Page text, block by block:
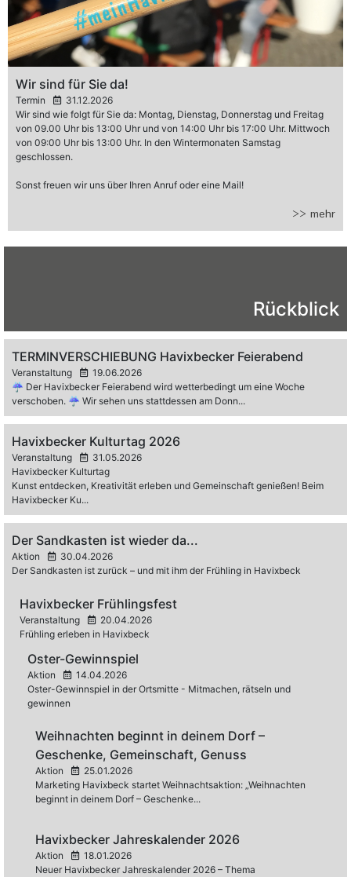
Wir sind für Sie da!
Termin
31.12.2026
Wir sind wie folgt für Sie da: Montag, Dienstag, Donnerstag und Freitag
von 09.00 Uhr bis 13:00 Uhr und von 14:00 Uhr bis 17:00 Uhr. Mittwoch
von 09:00 Uhr bis 13:00 Uhr. In den Wintermonaten Samstag
geschlossen.
Sonst freuen wir uns über Ihren Anruf oder eine Mail!
>> mehr
Rückblick
TERMINVERSCHIEBUNG Havixbecker Feierabend
Veranstaltung
19.06.2026
☔️ Der Havixbecker Feierabend wird wetterbedingt um eine Woche
verschoben. ☔️ Wir sehen uns stattdessen am Donn...
Havixbecker Kulturtag 2026
Veranstaltung
31.05.2026
Havixbecker Kulturtag
Kunst entdecken, Kreativität erleben und Gemeinschaft genießen! Beim
Havixbecker Ku...
Der Sandkasten ist wieder da...
Aktion
30.04.2026
Der Sandkasten ist zurück – und mit ihm der Frühling in Havixbeck
Havixbecker Frühlingsfest
Veranstaltung
20.04.2026
Frühling erleben in Havixbeck
Oster-Gewinnspiel
Aktion
14.04.2026
Oster-Gewinnspiel in der Ortsmitte - Mitmachen, rätseln und
gewinnen
Weihnachten beginnt in deinem Dorf –
Geschenke, Gemeinschaft, Genuss
Aktion
25.01.2026
Marketing Havixbeck startet Weihnachtsaktion: „Weihnachten
beginnt in deinem Dorf – Geschenke...
Havixbecker Jahreskalender 2026
Aktion
18.01.2026
Neuer Havixbecker Jahreskalender 2026 – Thema